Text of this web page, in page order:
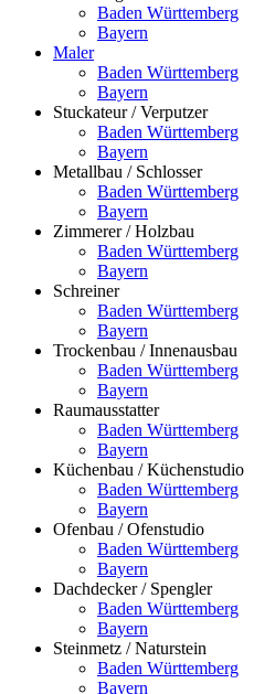
Baden Württemberg
Bayern
Maler
Baden Württemberg
Bayern
Stuckateur / Verputzer
Baden Württemberg
Bayern
Metallbau / Schlosser
Baden Württemberg
Bayern
Zimmerer / Holzbau
Baden Württemberg
Bayern
Schreiner
Baden Württemberg
Bayern
Trockenbau / Innenausbau
Baden Württemberg
Bayern
Raumausstatter
Baden Württemberg
Bayern
Küchenbau / Küchenstudio
Baden Württemberg
Bayern
Ofenbau / Ofenstudio
Baden Württemberg
Bayern
Dachdecker / Spengler
Baden Württemberg
Bayern
Steinmetz / Naturstein
Baden Württemberg
Bayern